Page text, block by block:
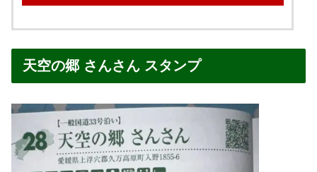
天空の郷 さんさん スタンプ